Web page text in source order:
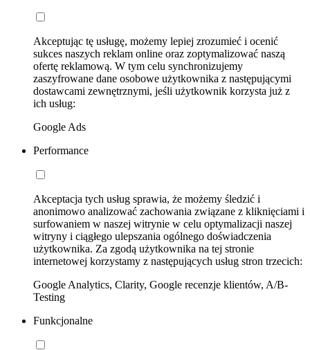
Akceptując tę usługę, możemy lepiej zrozumieć i ocenić
sukces naszych reklam online oraz zoptymalizować naszą
ofertę reklamową. W tym celu synchronizujemy
zaszyfrowane dane osobowe użytkownika z następującymi
dostawcami zewnętrznymi, jeśli użytkownik korzysta już z
ich usług:
Google Ads
Performance
Akceptacja tych usług sprawia, że możemy śledzić i
anonimowo analizować zachowania związane z kliknięciami i
surfowaniem w naszej witrynie w celu optymalizacji naszej
witryny i ciągłego ulepszania ogólnego doświadczenia
użytkownika. Za zgodą użytkownika na tej stronie
internetowej korzystamy z następujących usług stron trzecich:
Google Analytics, Clarity, Google recenzje klientów, A/B-
Testing
Funkcjonalne